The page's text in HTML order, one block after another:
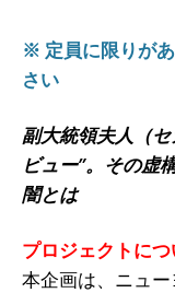
※ 定員に限りが
さい
副大統領夫人（
ビュー”。その虚
闇とは
プロジェクトにつ
本企画は、ニュ